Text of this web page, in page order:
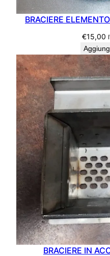
BRACIERE
€15,00
BRACIERE IN